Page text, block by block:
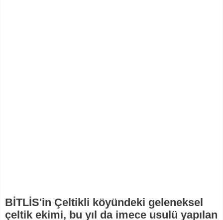
BİTLİS'in Çeltikli köyündeki geleneksel
çeltik ekimi, bu yıl da imece usulü yapılan